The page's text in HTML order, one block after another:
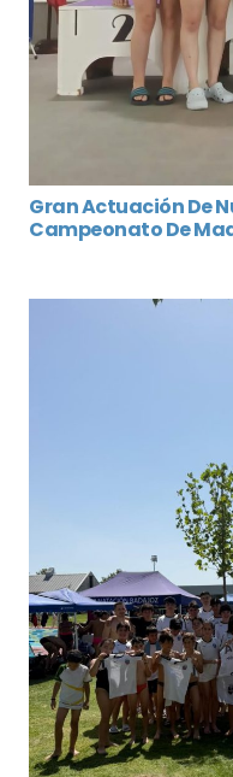
Gran Actuación De
Campeonato De